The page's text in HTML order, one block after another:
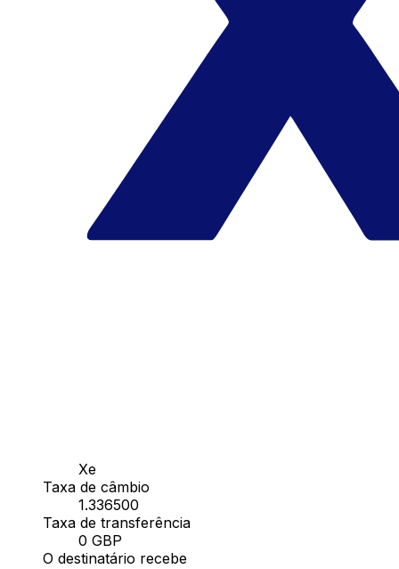
Xe
Taxa de câmbio
1.336500
Taxa de transferência
0 GBP
O destinatário recebe